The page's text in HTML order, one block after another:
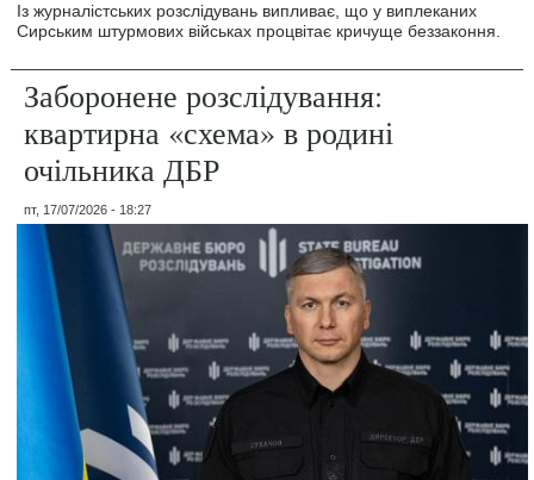
Із журналістських розслідувань випливає, що у виплеканих
Сирським штурмових військах процвітає кричуще беззаконня.
Заборонене розслідування:
квартирна «схема» в родині
очільника ДБР
пт, 17/07/2026 - 18:27